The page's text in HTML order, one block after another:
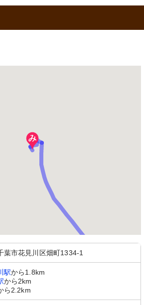
葉市花見川区畑町1334-1
駅から1.8km
から2km
ら2.2km